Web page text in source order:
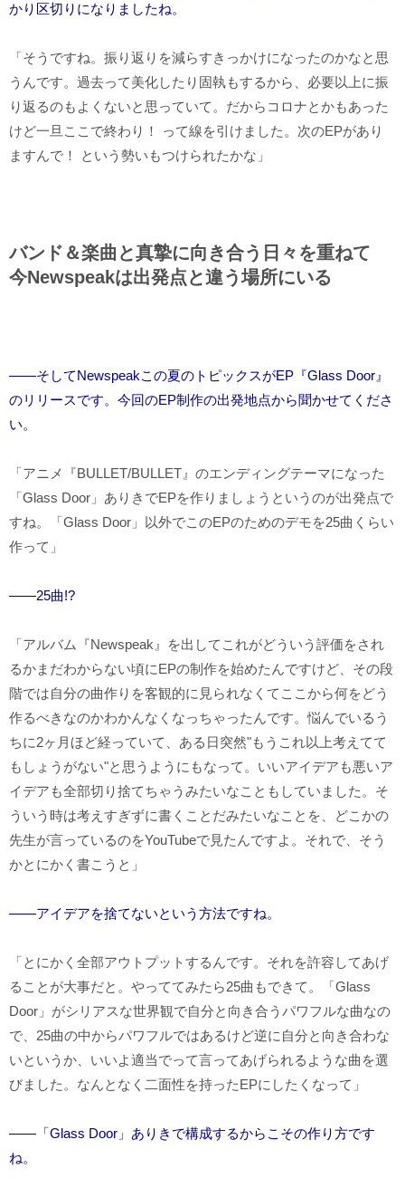
かり区切りになりましたね。
「そうですね。振り返りを減らすきっかけになったのかなと思
うんです。過去って美化したり固執もするから、必要以上に振
り返るのもよくないと思っていて。だからコロナとかもあった
けど一旦ここで終わり！ って線を引けました。次のEPがあり
ますんで！ という勢いもつけられたかな」
バンド＆楽曲と真摯に向き合う日々を重ねて
今Newspeakは出発点と違う場所にいる
――そしてNewspeakこの夏のトピックスがEP『Glass Door』
のリリースです。今回のEP制作の出発地点から聞かせてくださ
い。
「アニメ『BULLET/BULLET 』のエンディングテーマになった
「Glass Door 」ありきでEPを作りましょうというのが出発点で
すね。「Glass Door 」以外でこのEPのためのデモを25曲くらい
作って」
――25曲!?
「アルバム『Newspeak 』を出してこれがどういう評価をされ
るかまだわからない頃にEPの制作を始めたんですけど、その段
階では自分の曲作りを客観的に見られなくてここから何をどう
作るべきなのかわかんなくなっちゃったんです。悩んでいるう
ちに2ヶ月ほど経っていて、ある日突然"もうこれ以上考えてて
もしょうがない"と思うようにもなって。いいアイデアも悪いア
イデアも全部切り捨てちゃうみたいなこともしていました。そ
ういう時は考えすぎずに書くことだみたいなことを、どこかの
先生が言っているのをYouTubeで見たんですよ。それで、そう
かとにかく書こうと」
――アイデアを捨てないという方法ですね。
「とにかく全部アウトプットするんです。それを許容してあげ
ることが大事だと。やっててみたら25曲もできて。「Glass
Door 」がシリアスな世界観で自分と向き合うパワフルな曲なの
で、 25曲の中からパワフルではあるけど逆に自分と向き合わな
いというか、いいよ適当でって言ってあげられるような曲を選
びました。なんとなく二面性を持ったEPにしたくなって」
――「Glass Door」ありきで構成するからこその作り方です
ね。